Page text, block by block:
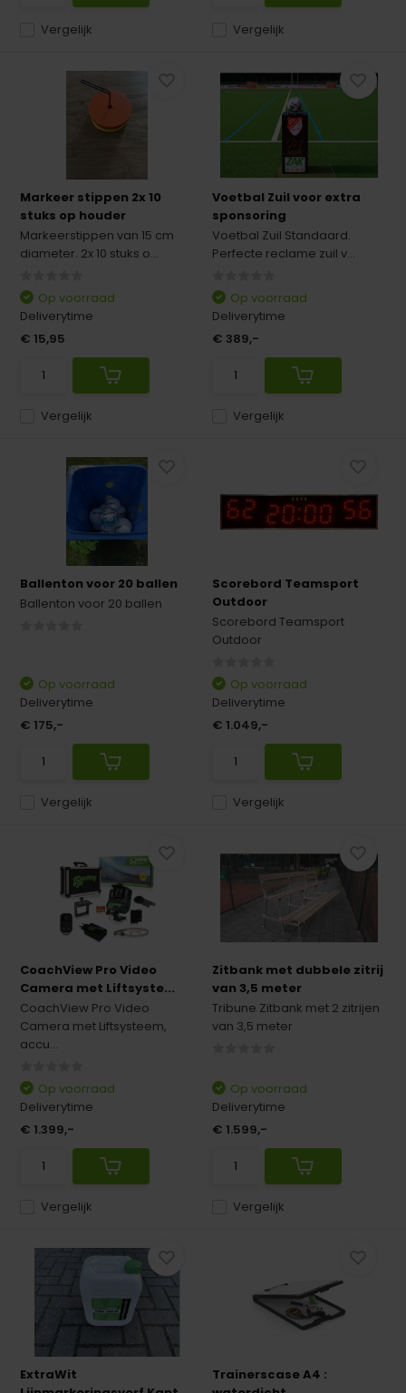
Vergelijk Vergelijk
Markeer stippen 2x 10
stuks op houder
Markeerstippen van 15 cm
diameter. 2x 10 stuks o...
Vergelijk
Op voorraad
Deliverytime
€ 15,95
Voetbal Zuil voor extra
sponsoring
Voetbal Zuil Standaard.
Perfecte reclame zuil v...
Vergelijk
Op voorraad
Deliverytime
€ 389,-
Ballenton voor 20 ballen
Ballenton voor 20 ballen
Vergelijk
Op voorraad
Deliverytime
€ 175,-
Scorebord Teamsport
Outdoor
Scorebord Teamsport
Outdoor
Vergelijk
Op voorraad
Deliverytime
€ 1.049,-
CoachView Pro Video
Camera met Liftsyste...
CoachView Pro Video
Camera met Liftsysteem,
accu...
Vergelijk
Op voorraad
Deliverytime
€ 1.399,-
Zitbank met dubbele zitrij
van 3,5 meter
Tribune Zitbank met 2 zitrijen
van 3,5 meter
Vergelijk
Op voorraad
Deliverytime
€ 1.599,-
ExtraWit
Trainerscase A4 :